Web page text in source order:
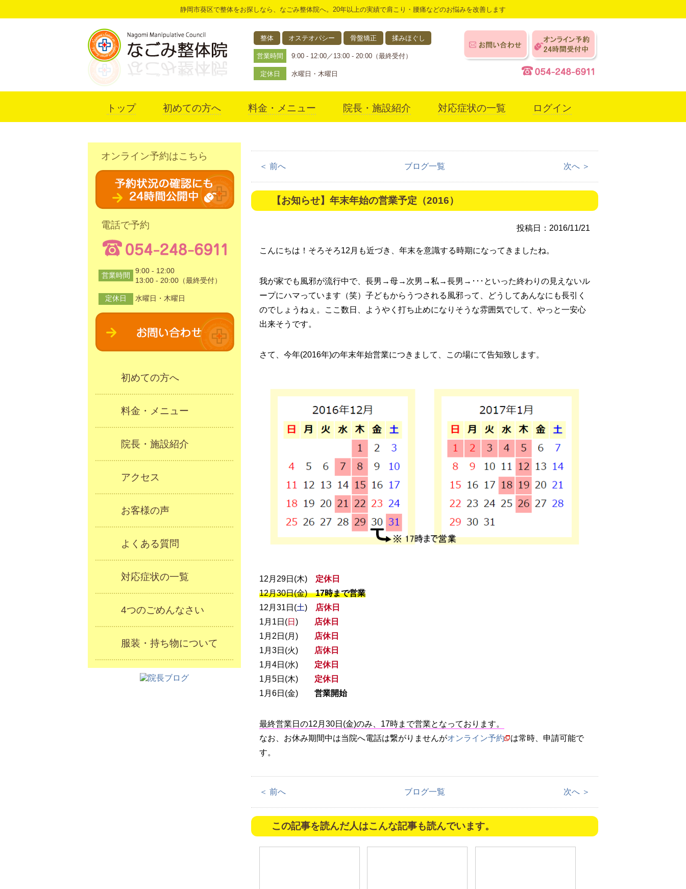
静岡市葵区で整体をお探しなら、なごみ整体院へ。20年以上の実績で肩こり・腰痛などのお悩みを改善します
整体 オステオパシー 骨盤矯正 揉みほぐし
営業時間 9:00 - 12:00／13:00 - 20:00（最終受付）
定休日 水曜日・木曜日
トップ 初めての方へ 料金・メニュー 院長・施設紹介 対応症状の一覧 ログイン
＜ 前へ ブログ一覧 次へ ＞
【お知らせ】年末年始の営業予定（2016）
投稿日：2016/11/21
こんにちは！そろそろ12月も近づき、年末を意識する時期になってきましたね。
我が家でも風邪が流行中で、長男→母→次男→私→長男→･･･といった終わりの見えないル
ープにハマっています（笑）子どもからうつされる風邪って、どうしてあんなにも長引く
のでしょうねぇ。ここ数日、ようやく打ち止めになりそうな雰囲気でして、やっと一安心
出来そうです。
さて、今年(2016年)の年末年始営業につきまして、この場にて告知致します。
12月29日(木) 定休日
12月30日(金)17時まで営業
12月31日(土)
店休日
1月1日(日 )
店休日
1月2日(月)
店休日
1月3日(火)
店休日
1月4日(水) 定休日
1月5日(木) 定休日
1月6日(金) 営業開始
最終営業日の12月30日(金)のみ、17時まで営業となっております。
なお、お休み期間中は当院へ電話は繋がりませんがオンライン予約
は常時、申請可能で
す。
＜ 前へ ブログ一覧 次へ ＞
この記事を読んだ人はこんな記事も読んでいます。
オンライン予約はこちら
電話で予約
営業時間
9:00 - 12:00
13:00 - 20:00（最終受付）
定休日 水曜日・木曜日
初めての方へ
料金・メニュー
院長・施設紹介
アクセス
お客様の声
よくある質問
対応症状の一覧
4つのごめんなさい
服装・持ち物について